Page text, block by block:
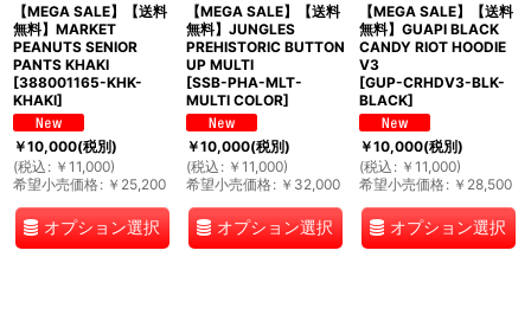
【MEGA SALE】【送料
無料】MARKET
PEANUTS SENIOR
PANTS KHAKI
[388001165-KHK-
KHAKI]
￥10,000(税別)
(税込 : ￥ 11,000)
希望小売価格: ￥ 25,200
オプション選択
【MEGA SALE】【送料
無料】JUNGLES
PREHISTORIC BUTTON
UP MULTI
[SSB-PHA-MLT-
MULTI COLOR]
￥10,000(税別)
(税込 : ￥ 11,000)
希望小売価格: ￥ 32,000
オプション選択
【MEGA SALE】【送料
無料】GUAPI BLACK
CANDY RIOT HOODIE
V3
[GUP-CRHDV3-BLK-
BLACK]
￥10,000(税別)
(税込 : ￥ 11,000)
希望小売価格: ￥ 28,500
オプション選択